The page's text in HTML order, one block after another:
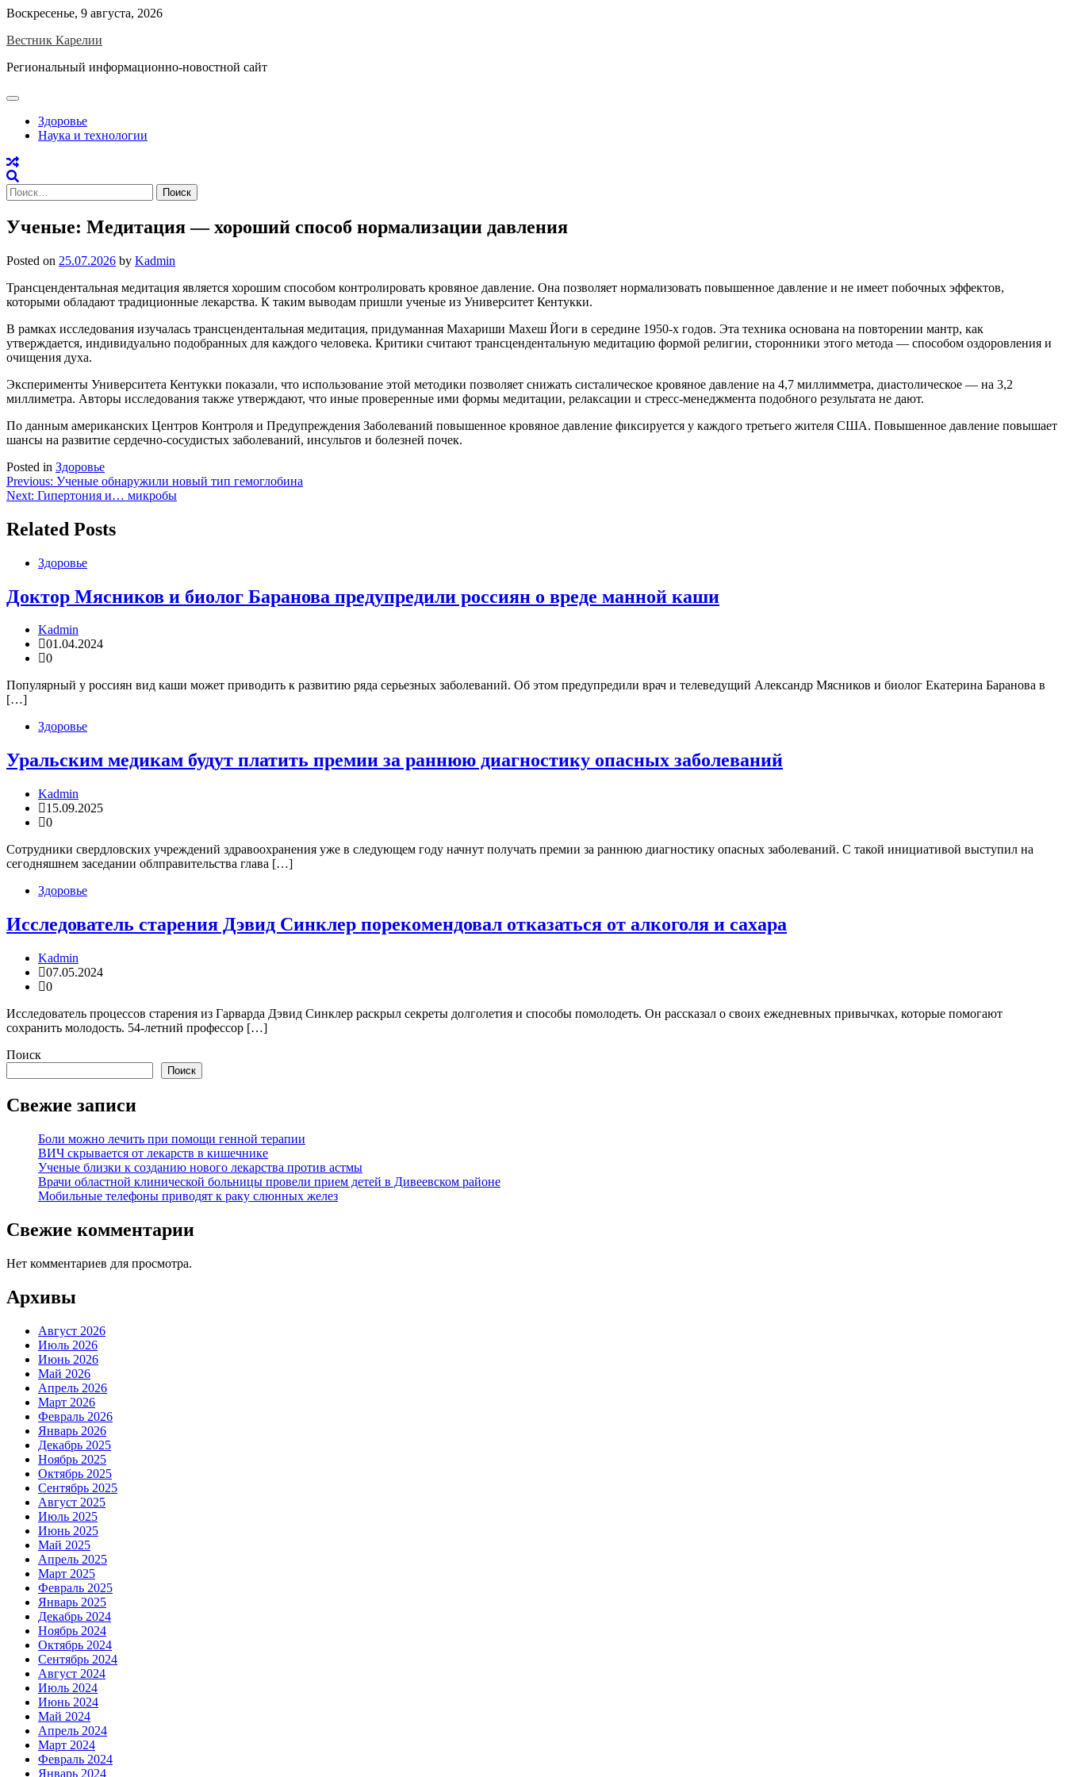
Skip
content
Воскресенье, 9 августа, 2026
Вестник Карелии
Региональный информационно-новостной сайт
Здоровье
Наука и технологии
Найти:
Ученые: Медитация — хороший способ нормализации давления
Posted on 25.07.2026 by Kadmin
Трансцендентальная медитация является хорошим способом контролировать кровяное давление. Она позволяет нормализовать повышенное давление и не имеет побочных эффектов,
которыми обладают традиционные лекарства. К таким выводам пришли ученые из Университет Кентукки.
В рамках исследования изучалась трансцендентальная медитация, придуманная Махариши Махеш Йоги в середине 1950-х годов. Эта техника основана на повторении мантр, как
утверждается, индивидуально подобранных для каждого человека. Критики считают трансцендентальную медитацию формой религии, сторонники этого метода — способом оздоровления и
очищения духа.
Эксперименты Университета Кентукки показали, что использование этой методики позволяет снижать систалическое кровяное давление на 4,7 миллимметра, диастолическое — на 3,2
миллиметра. Авторы исследования также утверждают, что иные проверенные ими формы медитации, релаксации и стресс-менеджмента подобного результата не дают.
По данным американских Центров Контроля и Предупреждения Заболеваний повышенное кровяное давление фиксируется у каждого третьего жителя США. Повышенное давление повышает
шансы на развитие сердечно-сосудистых заболеваний, инсультов и болезней почек.
Posted in Здоровье
Навигация
по
записям
Previous: Ученые обнаружили новый тип гемоглобина
Next: Гипертония и… микробы
Related Posts
Здоровье
Доктор Мясников и биолог Баранова предупредили россиян о вреде манной каши
Kadmin
01.04.2024
0
Популярный у россиян вид каши может приводить к развитию ряда серьезных заболеваний. Об этом предупредили врач и телеведущий Александр Мясников и биолог Екатерина Баранова в
[…]
Здоровье
Уральским медикам будут платить премии за раннюю диагностику опасных заболеваний
Kadmin
15.09.2025
0
Сотрудники свердловских учреждений здравоохранения уже в следующем году начнут получать премии за раннюю диагностику опасных заболеваний. С такой инициативой выступил на
сегодняшнем заседании облправительства глава […]
Здоровье
Исследователь старения Дэвид Синклер порекомендовал отказаться от алкоголя и сахара
Kadmin
07.05.2024
0
Исследователь процессов старения из Гарварда Дэвид Синклер раскрыл секреты долголетия и способы помолодеть. Он рассказал о своих ежедневных привычках, которые помогают
сохранить молодость. 54-летний профессор […]
Поиск
Поиск
Свежие записи
Боли можно лечить при помощи генной терапии
ВИЧ скрывается от лекарств в кишечнике
Ученые близки к созданию нового лекарства против астмы
Врачи областной клинической больницы провели прием детей в Дивеевском районе
Мобильные телефоны приводят к раку слюнных желез
Свежие комментарии
Нет комментариев для просмотра.
Архивы
Август 2026
Июль 2026
Июнь 2026
Май 2026
Апрель 2026
Март 2026
Февраль 2026
Январь 2026
Декабрь 2025
Ноябрь 2025
Октябрь 2025
Сентябрь 2025
Август 2025
Июль 2025
Июнь 2025
Май 2025
Апрель 2025
Март 2025
Февраль 2025
Январь 2025
Декабрь 2024
Ноябрь 2024
Октябрь 2024
Сентябрь 2024
Август 2024
Июль 2024
Июнь 2024
Май 2024
Апрель 2024
Март 2024
Февраль 2024
Январь 2024